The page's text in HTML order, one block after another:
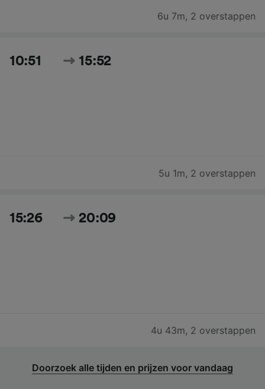
6u 7m, 2 overstappen
10:51 15:52
5u 1m, 2 overstappen
15:26 20:09
4u 43m, 2 overstappen
Doorzoek alle tijden en prijzen voor vandaag